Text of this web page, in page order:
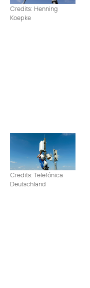
Credits: Henning
Koepke
Credits: Telefónica
Deutschland